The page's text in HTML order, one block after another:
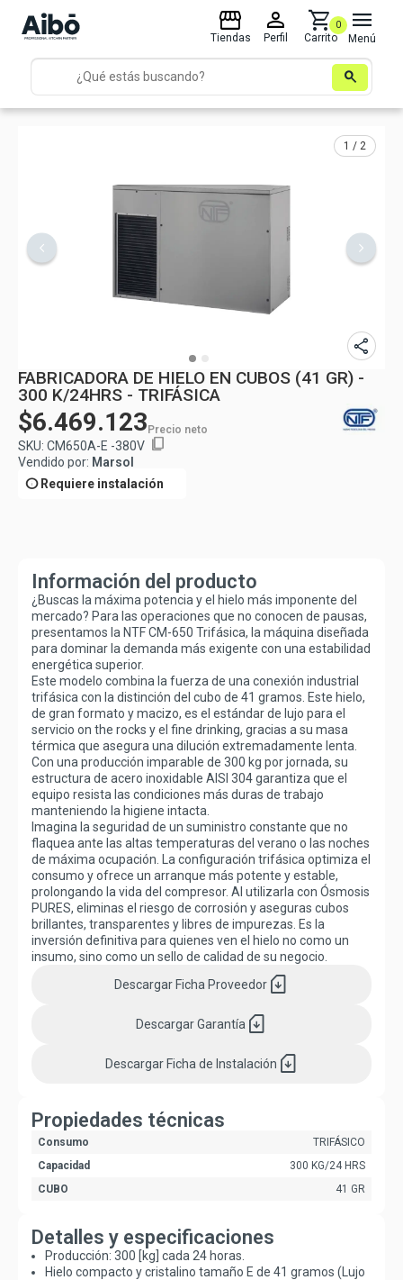
search
storefront
Tiendas
person
Perfil
shopping_cart
Carrito
0 menu
Menú
1 / 2
share
FABRICADORA DE HIELO EN CUBOS (41 GR) -
300 K/24HRS - TRIFÁSICA
$6.469.123 Precio neto
info Requiere instalación
SKU: CM650A-E -380V content_copy
Vendido por: Marsol
Información del producto
¿Buscas la máxima potencia y el hielo más imponente del
mercado? Para las operaciones que no conocen de pausas,
presentamos la NTF CM-650 Trifásica, la máquina diseñada
para dominar la demanda más exigente con una estabilidad
energética superior.
Este modelo combina la fuerza de una conexión industrial
trifásica con la distinción del cubo de 41 gramos . Este hielo,
de gran formato y macizo, es el estándar de lujo para el
servicio on the rocks y el fine drinking, gracias a su masa
térmica que asegura una dilución extremadamente lenta.
Con una producción imparable de 300 kg por jornada, su
estructura de acero inoxidable AISI 304garantiza que el
equipo resista las condiciones más duras de trabajo
manteniendo la higiene intacta.
Imagina la seguridad de un suministro constante que no
flaquea ante las altas temperaturas del verano o las noches
de máxima ocupación. La configuración trifásica optimiza el
consumo y ofrece un arranque más potente y estable,
prolongando la vida del compresor. Al utilizarla con Ósmosis
PURES, eliminas el riesgo de corrosión y aseguras cubos
brillantes, transparentes y libres de impurezas. Es la
inversión definitiva para quienes ven el hielo no como un
insumo, sino como un sello de calidad de su negocio.
Descargar Ficha Proveedor sim_card_download
DescargarGarantía sim_card_download
Descargar Ficha de Instalación sim_card_download
Propiedades técnicas
Consumo
TRIFÁSICO
Capacidad
300 KG/24 HRS
CUBO
41 GR
Detalles y especificaciones
Producción: 300 [kg] cada 24 horas.
Hielo compacto y cristalino tamaño E de 41 gramos (Lujo